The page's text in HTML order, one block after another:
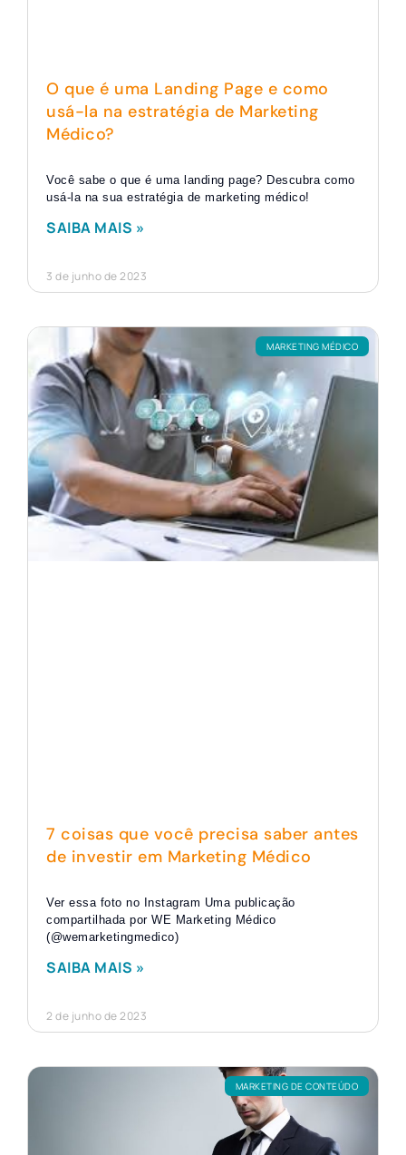
O que é uma Landing Page e como
usá-la na estratégia de Marketing
Médico?
Você sabe o que é uma landing page? Descubra como
usá-la na sua estratégia de marketing médico!
SAIBA MAIS »
3 de junho de 2023
MARKETING MÉDICO
7 coisas que você precisa saber antes
de investir em Marketing Médico
Ver essa foto no Instagram Uma publicação
compartilhada por WE Marketing Médico
(@wemarketingmedico)
SAIBA MAIS »
2 de junho de 2023
MARKETING DE CONTEÚDO